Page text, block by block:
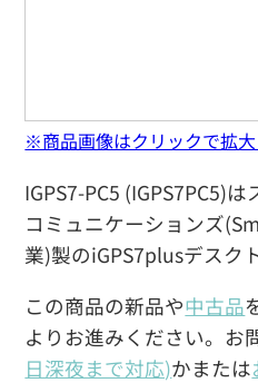
IGPS7-PC5 (IGPS7PC5)
コミュニケーションズ
業)製のiGPS7plusデスク
この商品の新品や中古品
よりお進みください。お
日深夜まで対応)かまたは
※商品画像はクリックで拡